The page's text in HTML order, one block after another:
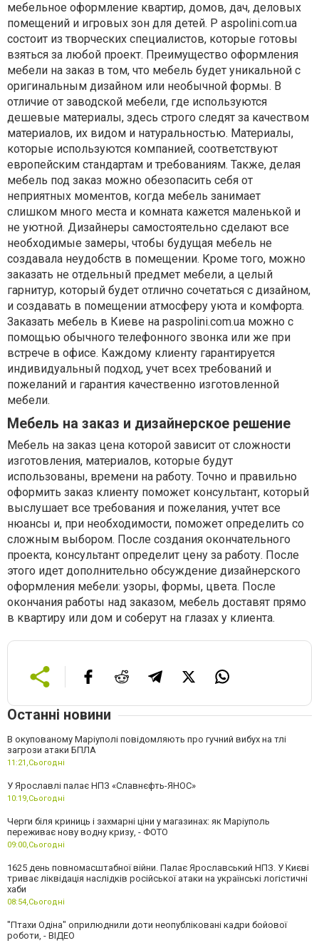
мебельное оформление квартир, домов, дач, деловых
помещений и игровых зон для детей. P aspolini.com.ua
состоит из творческих специалистов, которые готовы
взяться за любой проект. Преимущество оформления
мебели на заказ в том, что мебель будет уникальной с
оригинальным дизайном или необычной формы. В
отличие от заводской мебели, где используются
дешевые материалы, здесь строго следят за качеством
материалов, их видом и натуральностью. Материалы,
которые используются компанией, соответствуют
европейским стандартам и требованиям. Также, делая
мебель под заказ можно обезопасить себя от
неприятных моментов, когда мебель занимает
слишком много места и комната кажется маленькой и
не уютной. Дизайнеры самостоятельно сделают все
необходимые замеры, чтобы будущая мебель не
создавала неудобств в помещении. Кроме того, можно
заказать не отдельный предмет мебели, а целый
гарнитур, который будет отлично сочетаться с дизайном,
и создавать в помещении атмосферу уюта и комфорта.
Заказать мебель в Киеве на paspolini.com.ua можно с
помощью обычного телефонного звонка или же при
встрече в офисе. Каждому клиенту гарантируется
индивидуальный подход, учет всех требований и
пожеланий и гарантия качественно изготовленной
мебели.
Мебель на заказ и дизайнерское решение
Мебель на заказ цена которой зависит от сложности
изготовления, материалов, которые будут
использованы, времени на работу. Точно и правильно
оформить заказ клиенту поможет консультант, который
выслушает все требования и пожелания, учтет все
нюансы и, при необходимости, поможет определить со
сложным выбором. После создания окончательного
проекта, консультант определит цену за работу. После
этого идет дополнительно обсуждение дизайнерского
оформления мебели: узоры, формы, цвета. После
окончания работы над заказом, мебель доставят прямо
в квартиру или дом и соберут на глазах у клиента.
Останні новини
В окупованому Маріуполі повідомляють про гучний вибух на тлі
загрози атаки БПЛА
11:21,Сьогодні
У Ярославлі палає НПЗ «Славнєфть-ЯНОС»
10:19,Сьогодні
Черги біля криниць і захмарні ціни у магазинах: як Маріуполь
переживає нову водну кризу, - ФОТО
09:00,Сьогодні
1625 день повномасштабної війни. Палає Ярославський НПЗ. У Києві
триває ліквідація наслідків російської атаки на українські логістичні
хаби
08:54,Сьогодні
"Птахи Одіна" оприлюднили доти неопубліковані кадри бойової
роботи, - ВІДЕО